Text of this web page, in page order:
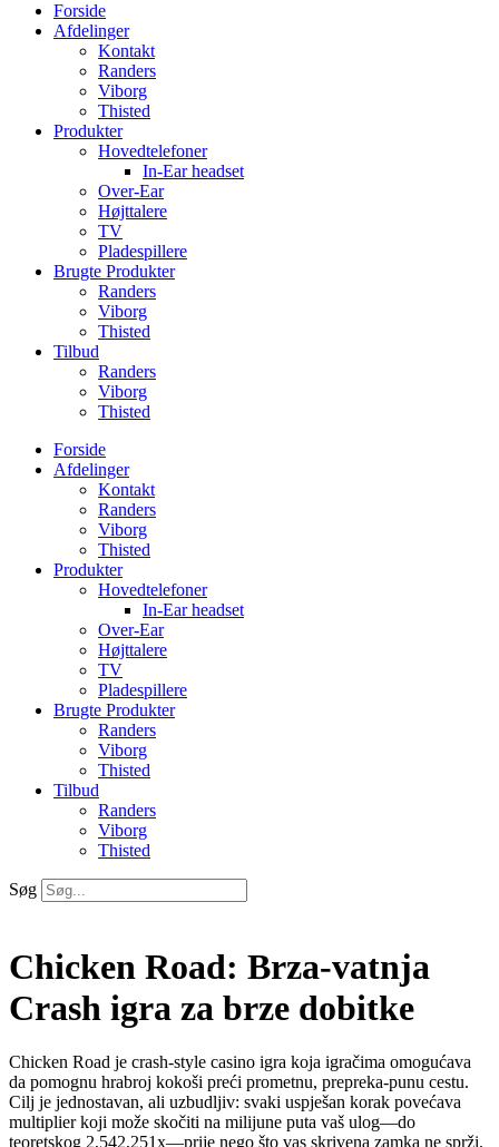
Forside
Afdelinger
Kontakt
Randers
Viborg
Thisted
Produkter
Hovedtelefoner
In-Ear headset
Over-Ear
Højttalere
TV
Pladespillere
Brugte Produkter
Randers
Viborg
Thisted
Tilbud
Randers
Viborg
Thisted
Forside
Afdelinger
Kontakt
Randers
Viborg
Thisted
Produkter
Hovedtelefoner
In-Ear headset
Over-Ear
Højttalere
TV
Pladespillere
Brugte Produkter
Randers
Viborg
Thisted
Tilbud
Randers
Viborg
Thisted
Søg
Chicken Road: Brza‑vatnja
Crash igra za brze dobitke
Chicken Road je crash‑style casino igra koja igračima omogućava
da pomognu hrabroj kokoši preći prometnu, prepreka‑punu cestu.
Cilj je jednostavan, ali uzbudljiv: svaki uspješan korak povećava
multiplier koji može skočiti na milijune puta vaš ulog—do
teoretskog 2,542,251x—prije nego što vas skrivena zamka ne sprži.